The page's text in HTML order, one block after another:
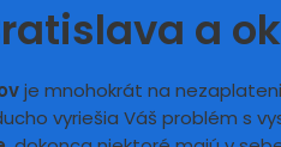
a
je mnohokrát na
vyriešia Váš problém s